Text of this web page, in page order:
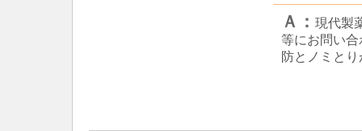
Ａ： 現代製
等にお問い
防とノミと